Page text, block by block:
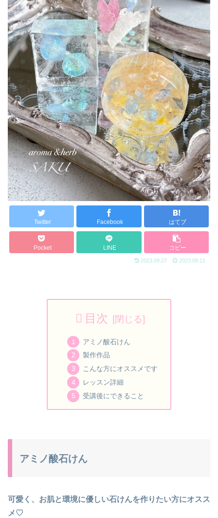
Twitter Facebook はてブ
Pocket LINE コピー
2023.09.27 2023.09.11
目次
アミノ酸石けん
製作作品
こんな方にオススメです
レッスン詳細
受講後にできること
アミノ酸石けん
可愛く、お肌と環境に優しい石けんを作りたい方にオスス
メ♡